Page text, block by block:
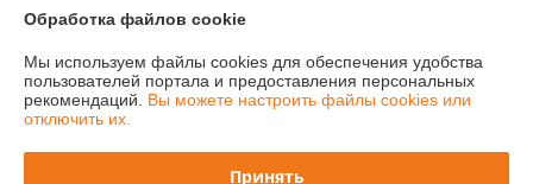
Информация для покупателя
Юридическое лицо:ООО "Лигмет групп"
г.Минск, ул. Кальварийская 33, пом.200
Регистрационный номер ЕГР: 192331419
Обработка файлов cookie
Мы используем файлы cookies для обеспечения удобства
пользователей портала и предоставления персональных
рекомендаций. Вы можете настроить файлы cookies или
отключить их.
Принять